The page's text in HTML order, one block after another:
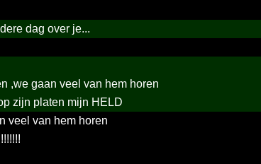
dag over je...
,we gaan veel van hem horen
zijn platen mijn HELD
veel van hem horen